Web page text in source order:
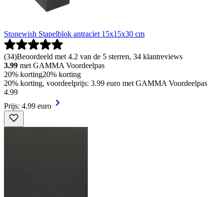
Stonewish Stapelblok antraciet 15x15x30 cm
(34)Beoordeeld met 4.2 van de 5 sterren, 34 klantreviews
3.99 met GAMMA Voordeelpas
20% korting20% korting
20% korting, voordeelprijs: 3.99 euro met GAMMA Voordeelpas
4.99
Prijs: 4.99 euro